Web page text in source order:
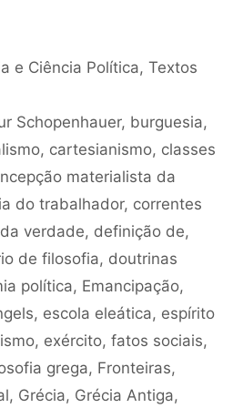
e Ciência Política,Textos
Schopenhauer, burguesia,
, cartesianismo, classes
materialista da
do trabalhador, correntes
verdade, definição de,
de filosofia, doutrinas
política, Emancipação,
, escola eleática, espírito
, exército, fatos sociais,
grega, Fronteiras,
, Grécia, Grécia Antiga,